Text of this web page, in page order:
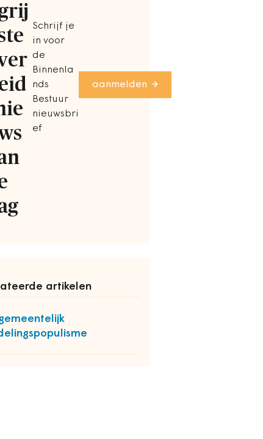
Schrijf je
in voor
de
Binnenla
nds
Bestuur
nieuwsbri
ef
aanmelden
artikelen